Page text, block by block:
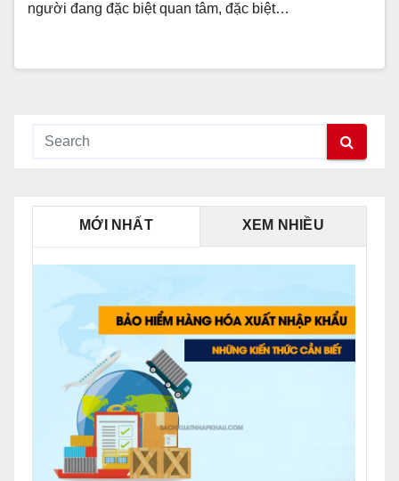
người đang đặc biệt quan tâm, đặc biệt…
MỚI NHẤT XEM NHIỀU